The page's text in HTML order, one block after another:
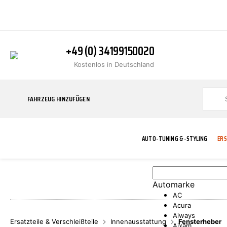
+49 (0) 34199150020
Kostenlos in Deutschland
FAHRZEUG HINZUFÜGEN
AUTO-TUNING & -STYLING
Automarke
AC
Acura
Aiways
Ersatzteile & Verschleißteile Innenausstattung Fensterheber